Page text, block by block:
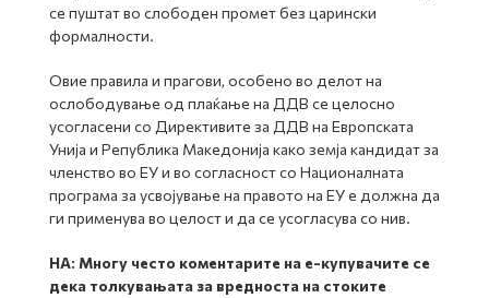
се пуштат во слободен промет без царински
формалности.
Овие правила и прагови, особено во делот на
ослободување од плаќање на ДДВ се целосно
усогласени со Директивите за ДДВ на Европската
Унија и Република Македонија како земја кандидат за
членство во ЕУ и во согласност со Националната
програма за усвојување на правото на ЕУ е должна да
ги применува во целост и да се усогласува со нив.
НА: Многу често коментарите на е-купувачите се
дека толкувањата за вредноста на стоките